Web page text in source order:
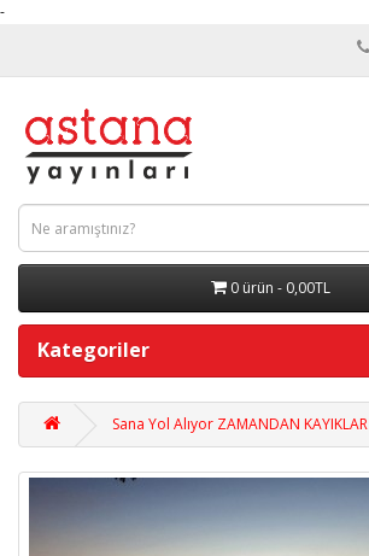
-
0 ürün - 0,00TL
Kategoriler
Sana Yol Alıyor ZAMANDAN KAYIKLAR